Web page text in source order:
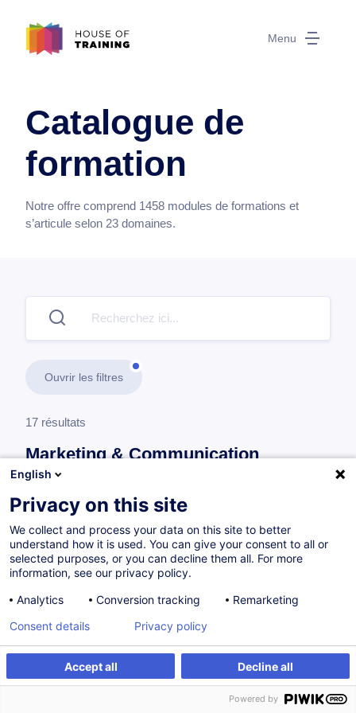
Menu
Catalogue de
formation
Notre offre comprend 1458 modules de formations et
s’articule selon 23 domaines.
Ouvrir les filtres
17 résultats
Marketing & Communication
Communication digitale & Réseaux sociaux
Les fondamentaux des réseaux sociaux
FR Nouveau
Parcours certifiant
à p.d. 1800.00 €
English
Privacy on this site
We collect and process your data on this site to better
understand how it is used. You can give your consent to all or
selected purposes, or you can decline them all. For more
information, see our privacy policy.
Analytics
Conversion tracking Remarketing
Accept all Decline all
Consent details Privacy policy
Powered by